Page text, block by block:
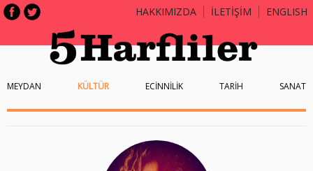
HAKKIMIZDA İLETİŞİM ENGLISH
MEYDAN KÜLTÜR ECİNNİLİK TARİH SANAT